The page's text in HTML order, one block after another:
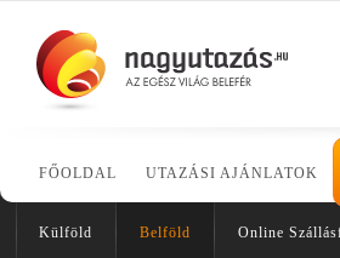
FŐOLDAL UTAZÁSI AJÁNLATOK
Külföld Belföld Online